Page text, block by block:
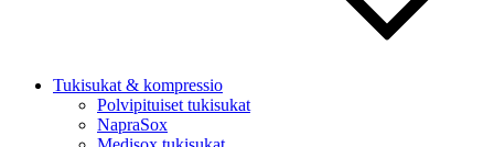
Tukisukat & kompressio
Polvipituiset tukisukat
NapraSox